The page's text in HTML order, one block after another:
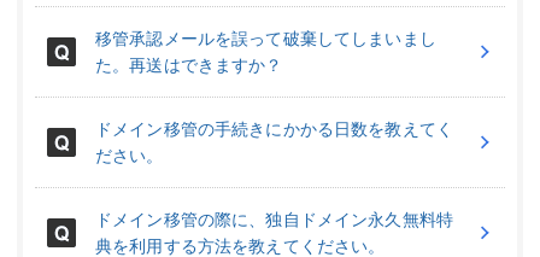
移管承認メールを誤って破棄してしまいまし
た。再送はできますか？
ドメイン移管の手続きにかかる日数を教えてく
ださい。
ドメイン移管の際に、独自ドメイン永久無料特
典を利用する方法を教えてください。